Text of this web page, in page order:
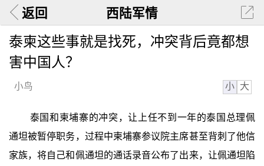
返回 西陆军情
泰柬这些事就是找死，冲突背后竟都想
害中国人？
小鸟 小 大
泰国和柬埔寨的冲突，让上任不到一年的泰国总理佩
通坦被暂停职务，过程中柬埔寨参议院主席甚至背刺了他信
家族，将自己和佩通坦的通话录音公布了出来，让佩通坦陷